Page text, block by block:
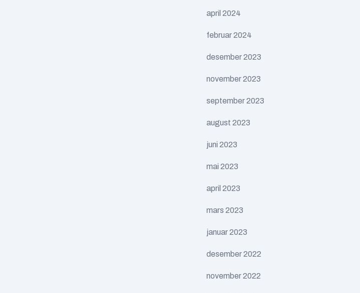
april 2024
februar 2024
desember 2023
november 2023
september 2023
august 2023
juni 2023
mai 2023
april 2023
mars 2023
januar 2023
desember 2022
november 2022